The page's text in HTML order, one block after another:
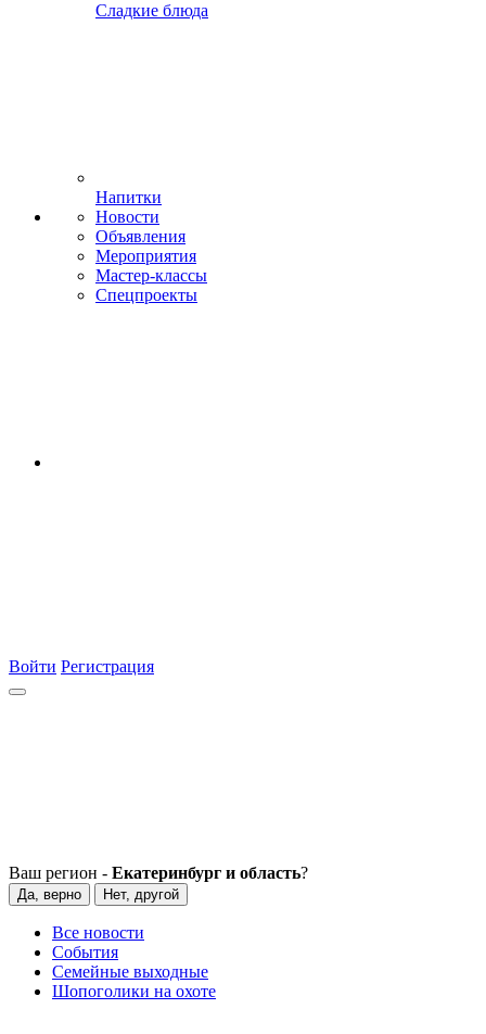
Сладкие блюда
Напитки
Новости
Объявления
Мероприятия
Мастер-классы
Спецпроекты
Войти Регистрация
Ваш регион - Екатеринбург и область?
Да, верно Нет, другой
Все новости
События
Семейные выходные
Шопоголики на охоте